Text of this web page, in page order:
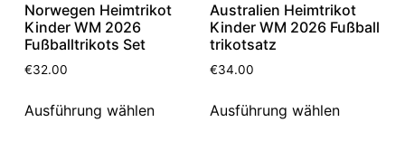
Norwegen Heimtrikot
Kinder WM 2026
Fußballtrikots Set
€32.00
Ausführung wählen
Australien Heimtrikot
Kinder WM 2026 Fußball
trikotsatz
€34.00
Ausführung wählen